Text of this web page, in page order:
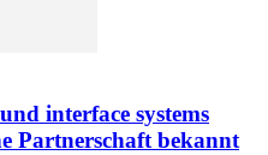
interface systems
Partnerschaft bekannt